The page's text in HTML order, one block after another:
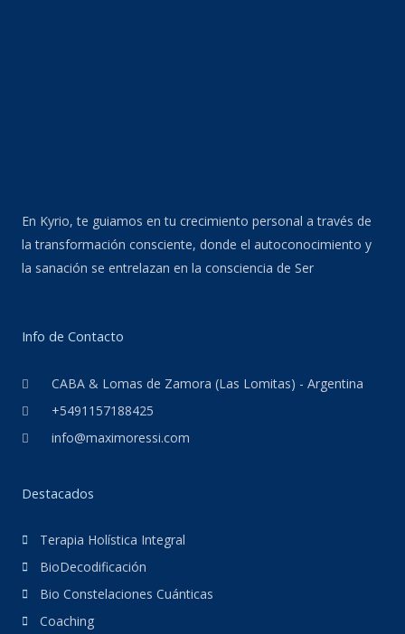
En Kyrio, te guiamos en tu crecimiento personal a través de
la transformación consciente, donde el autoconocimiento y
la sanación se entrelazan en la consciencia de Ser
Info de Contacto
CABA & Lomas de Zamora (Las Lomitas) - Argentina
+5491157188425
info@maximoressi.com
Destacados
Terapia Holística Integral
BioDecodificación
Bio Constelaciones Cuánticas
Coaching